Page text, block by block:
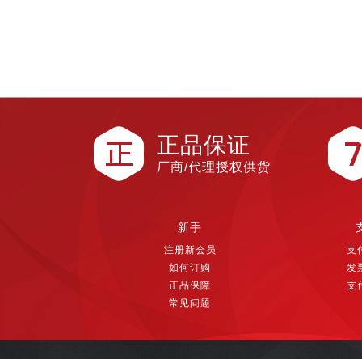
正品保证
厂商/代理授权供货
新手
注册新会员
如何订购
正品保障
常见问题
支
发
支